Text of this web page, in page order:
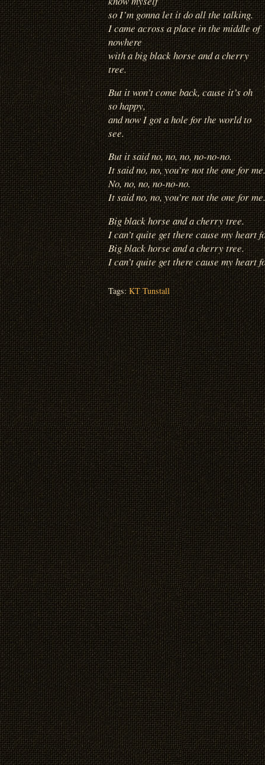
so I’m gonna let it do all the talking.
I came across a place in the middle of
nowhere
with a big black horse and a cherry
tree.
But it won’t come back, cause it’s oh
so happy,
and now I got a hole for the world to
see.
But it said no, no, no, no-no-no.
It said no, no, you’re not the one for me.
No, no, no, no-no-no.
It said no, no, you’re not the one for me.
Big black horse and a cherry tree.
I can’t quite get there cause my heart
Big black horse and a cherry tree.
I can’t quite get there cause my heart
Tags:KT Tunstall